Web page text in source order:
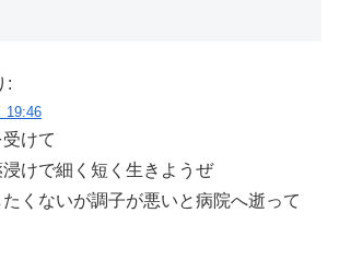
:
19:46
けて
けで細く短く生きようぜ
くないが調子が悪いと病院へ逝って